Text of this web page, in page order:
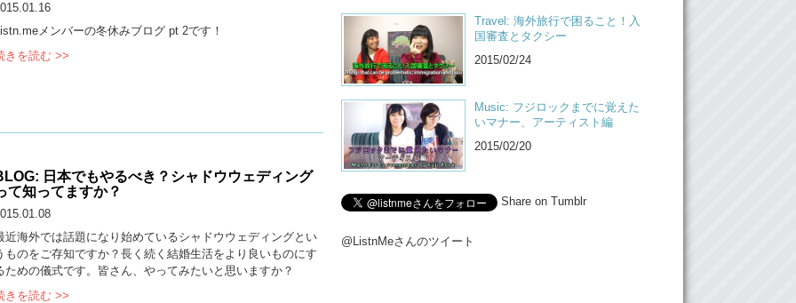
メンバーの冬休みブログ pt 2です！
きを読む >>
日本でもやるべき？シャドウウェディング
て知ってますか？
近海外では話題になり始めているシャドウウェディングとい
ものをご存知ですか？長く続く結婚生活をより良いものにす
ための儀式です。皆さん、やってみたいと思いますか？
きを読む >>
Travel: 海外旅行で困ること！入
国審査とタクシー
2015/02/24
Music: フジロックまでに覚えた
いマナー、アーティスト編
2015/02/20
Share on Tumblr
@ListnMeさんのツイート